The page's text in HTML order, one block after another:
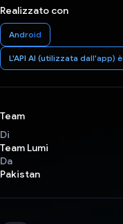
Realizzato con
Android
L'API AI (utilizzata dall'app)
Team
Di
Team Lumi
Da
Pakistan